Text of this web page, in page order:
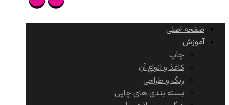
صفحه اصلی
آموزش
چاپ
کاغذ و انواع آن
رنگ و طراحی
بسته بندی های چاپی